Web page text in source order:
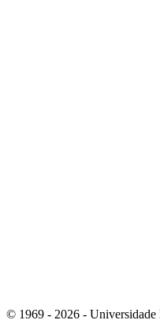
© 1969 - 2026 - Universidade